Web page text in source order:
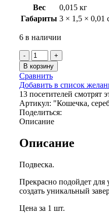
Вес
0,015 кг
Габариты 3 × 1,5 × 0,01
6 в наличии
Количество
товара
Подвеска
"Кошечка,
серебро",
арт.
П-125
В корзину
Сравнить
Добавить в список
13 посетителей смотрят
Артикул: "Кошечка,
Поделиться:
Описание
Описание
Подвеска.
Прекрасно подойдет
создать уникальный
Цена за 1 шт.